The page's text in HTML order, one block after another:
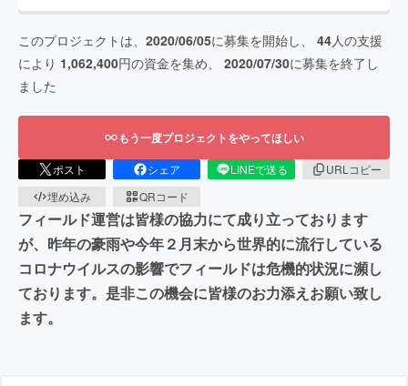
このプロジェクトは、 2020/06/05に募集を開始し、 44人の支援
により 1,062,400円の資金を集め、 2020/07/30に募集を終了し
ました
もう一度プロジェクトをやってほしい
ポスト シェア LINEで送る
URLコピー
埋め込み
QRコード
フィールド運営は皆様の協力にて成り立っております
が、昨年の豪雨や今年２月末から世界的に流行している
コロナウイルスの影響でフィールドは危機的状況に瀕し
ております。是非この機会に皆様のお力添えお願い致し
ます。